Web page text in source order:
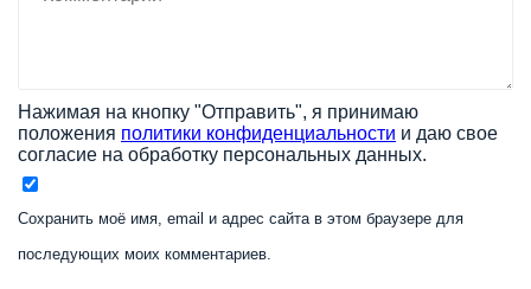
Нажимая на кнопку "Отправить", я принимаю
положения политики конфиденциальности и даю свое
согласие на обработку персональных данных.
Сохранить моё имя, email и адрес сайта в этом браузере для
последующих моих комментариев.